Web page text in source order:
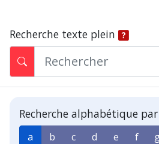
Recherche texte plein
Recherche alphabétique
a b c d e f